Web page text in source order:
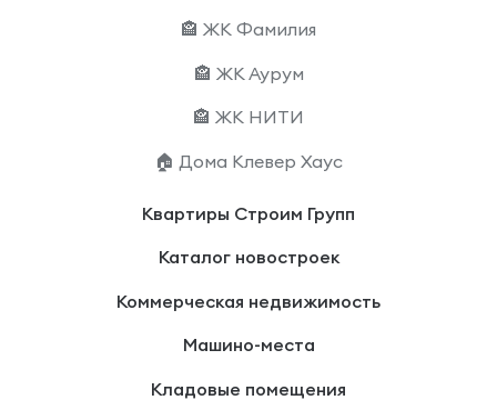
🏤 ЖК Фамилия
🏤 ЖК Аурум
🏤 ЖК НИТИ
🏠 Дома Клевер Хаус
Квартиры Строим Групп
Каталог новостроек
Коммерческая недвижимость
Машино-места
Кладовые помещения